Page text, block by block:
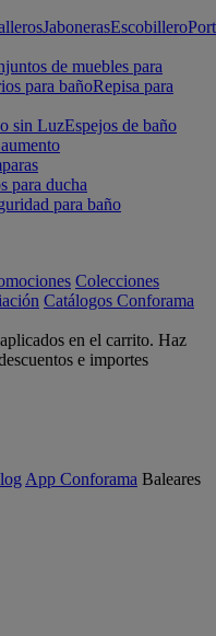
JabonerasEscobillero
de muebles para
para bañoRepisa para
sin LuzEspejos de baño
para ducha
para baño
Colecciones
Catálogos Conforama
en el carrito. Haz
e importes
App Conforama Baleares